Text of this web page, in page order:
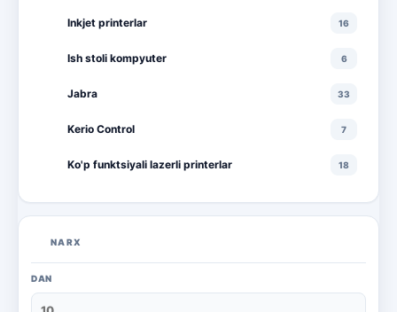
Inkjet printerlar 16
Ish stoli kompyuter 6
Jabra 33
Kerio Control 7
Ko'p funktsiyali lazerli printerlar 18
Ko'p funktsiyali rangli lazerli printerlar 10
Lazerli printerlar
NARX
DAN